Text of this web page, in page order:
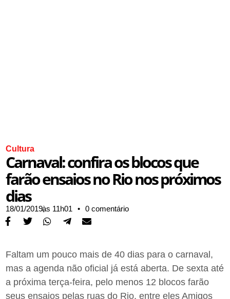
Cultura
Carnaval: confira os blocos que
farão ensaios no Rio nos próximos
dias
18/01/2019,às 11h01 • 0 comentário
Faltam um pouco mais de 40 dias para o carnaval,
mas a agenda não oficial já está aberta. De sexta até
a próxima terça-feira, pelo menos 12 blocos farão
seus ensaios pelas ruas do Rio, entre eles Amigos